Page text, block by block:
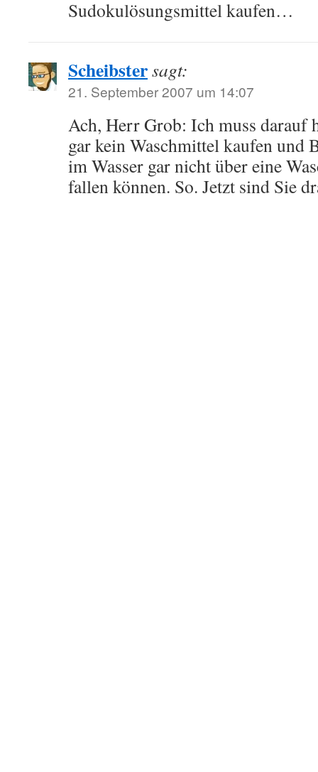
Sudokulösungsmittel kaufen…
Scheibstersagt:
21. September 2007 um 14:07
Ach, Herr Grob: Ich muss darauf
gar kein Waschmittel kaufen und
im Wasser gar nicht über eine
fallen können. So. Jetzt sind Sie